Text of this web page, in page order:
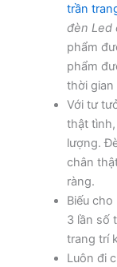
trần
đèn Led
phẩm
phẩm
thời gian
Với tư
thật
lượng.
chân
ràng.
Biếu
3 lần số
trang trí
Luôn đi